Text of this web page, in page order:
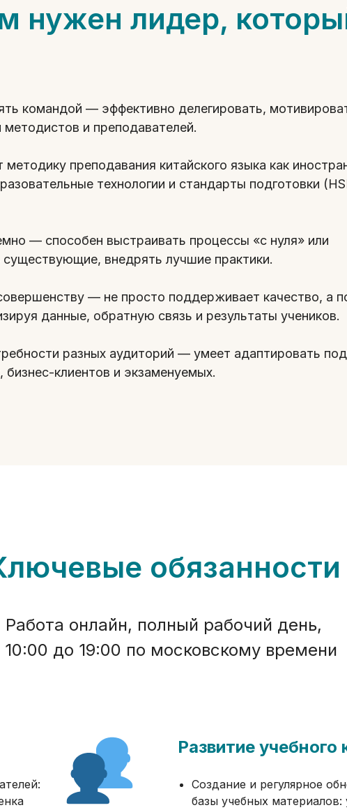
нужен лидер,
командой — эффективно делегировать,
методистов и преподавателей.
методику преподавания китайского языка как
технологии и стандарты подготовки
— способен выстраивать процессы «с нуля» или
существующие, внедрять лучшие практики.
— не просто поддерживает качество, а
данные, обратную связь и результаты учеников.
разных аудиторий — умеет адаптировать
бизнес-клиентов и экзаменуемых.
обязанности
Работа онлайн, полный рабочий день,
10:00 до 19:00 по московскому времени
Развитие учебного
Создание и регулярное
базы учебных материалов: